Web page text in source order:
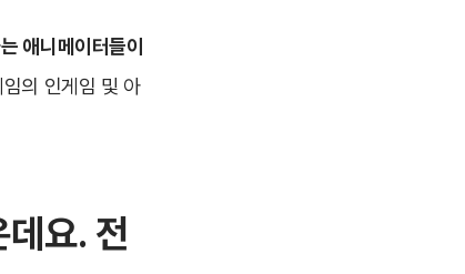
애니메이터들이
의 인게임 및 아
요. 전